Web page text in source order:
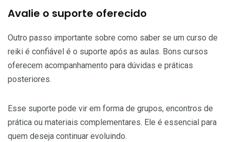
Avalie o suporte oferecido
Outro passo importante sobre como saber se um curso de
reiki é confiável é o suporte após as aulas. Bons cursos
oferecem acompanhamento para dúvidas e práticas
posteriores.
Esse suporte pode vir em forma de grupos, encontros de
prática ou materiais complementares. Ele é essencial para
quem deseja continuar evoluindo.